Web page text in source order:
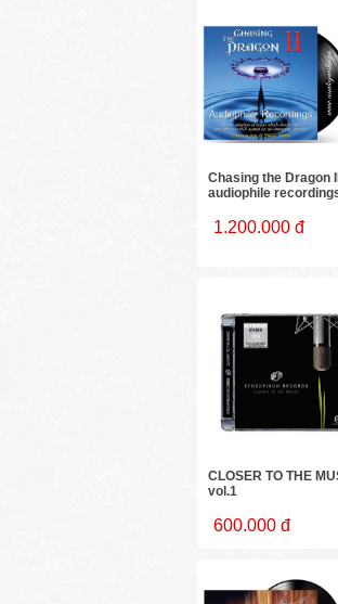
Chasing the Dragon
audiophile
1.200.000 đ
CLOSER TO THE
vol.1
600.000 đ